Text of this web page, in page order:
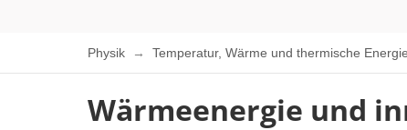
Physik Temperatur, Wärme und thermische Energie
Wärmeenergie und